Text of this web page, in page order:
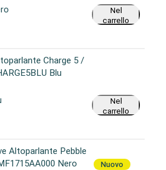
Nel
carrello
Charge 5 /
Blu
Nel
carrello
Altoparlante Pebble
Nero
Nuovo